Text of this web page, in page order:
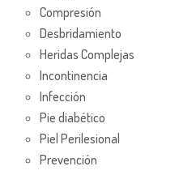
Compresión
Desbridamiento
Heridas Complejas
Incontinencia
Infección
Pie diabético
Piel Perilesional
Prevención